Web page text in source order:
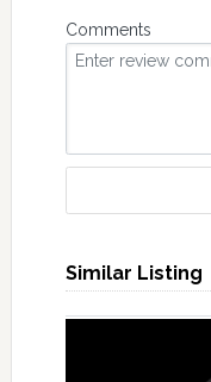
Comments
Similar Listing